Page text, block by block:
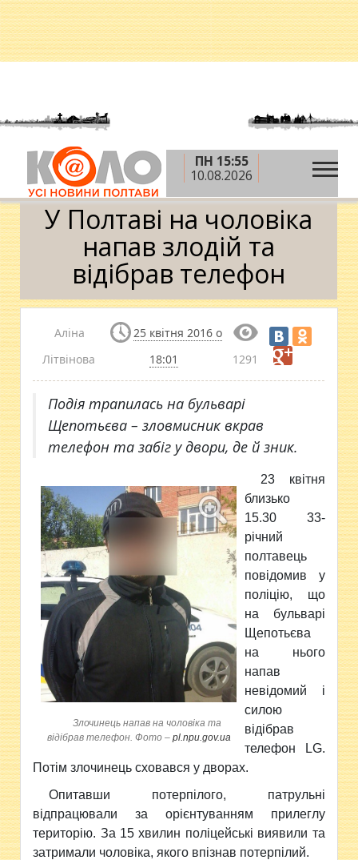
ПН 15:55
10.08.2026
Головна » Новини » Кримінал »
У Полтаві на
чоловіка напав злодій та відібрав телефон
У Полтаві на чоловіка
напав злодій та
відібрав телефон
Аліна
Літвінова
25 квітня 2016 о
18:01
1291
Подія трапилась на бульварі
Щепотьєва – зловмисник вкрав
телефон та забіг у двори, де й зник.
Злочинець напав на чоловіка та
відібрав телефон. Фото – pl.npu.gov.ua
23 квітня
близько
15.30 33-
річний
полтавець
повідомив у
поліцію, що
на бульварі
Щепотьєва
на нього
напав
невідомий і
силою
відібрав
телефон LG.
Потім злочинець сховався у дворах.
Опитавши потерпілого, патрульні
відпрацювали за орієнтуванням прилеглу
територію. За 15 хвилин поліцейські виявили та
затримали чоловіка, якого впізнав потерпілий.